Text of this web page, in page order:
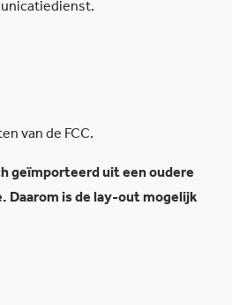
van de FCC.
geïmporteerd uit een oudere
Daarom is de lay-out mogelijk